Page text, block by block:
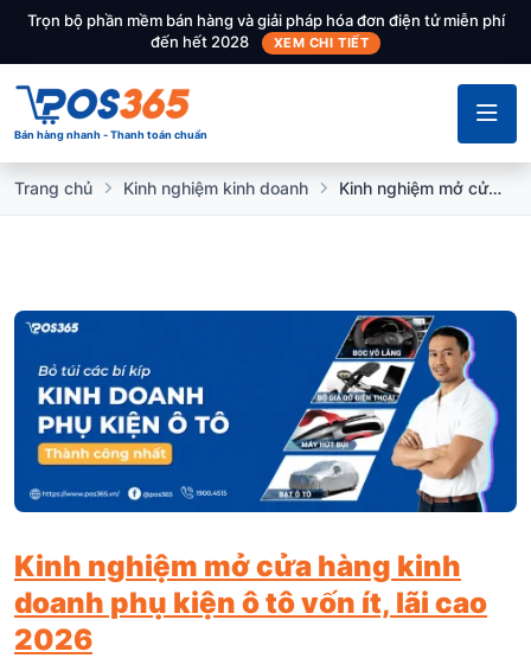
Trọn bộ phần mềm bán hàng và giải pháp hóa đơn điện tử miễn phí
đến hết 2028
XEM CHI TIẾT
Bán hàng nhanh - Thanh toán chuẩn
Trang chủ Kinh nghiệm kinh doanh Kinh nghiệm mở cửa hàng kinh doanh phụ kiện ô tô vốn ít, lãi cao 2026
Kinh nghiệm mở cửa hàng kinh
doanh phụ kiện ô tô vốn ít, lãi cao
2026